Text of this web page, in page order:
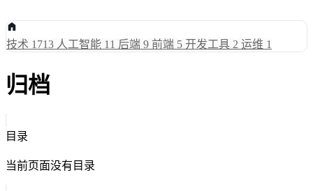
技术 1713 人工智能 11 后端 9 前端 5 开发工具 2 运维 1
归档
目录
当前页面没有目录